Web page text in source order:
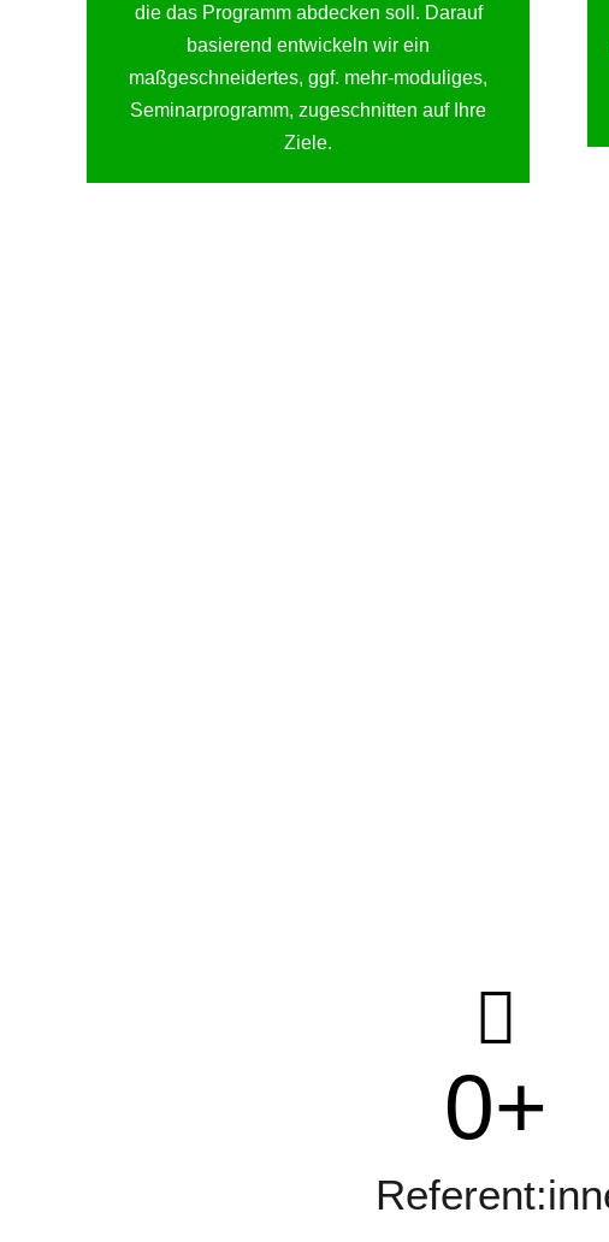
die das Programm abdecken soll. Darauf
basierend entwickeln wir ein
maßgeschneidertes, ggf. mehr-moduliges,
Seminarprogramm, zugeschnitten auf Ihre
Ziele.
0+